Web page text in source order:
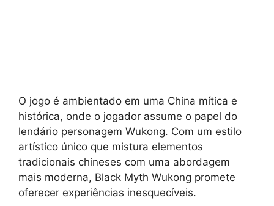
O jogo é ambientado em uma China mítica e
histórica, onde o jogador assume o papel do
lendário personagem Wukong. Com um estilo
artístico único que mistura elementos
tradicionais chineses com uma abordagem
mais moderna, Black Myth Wukong promete
oferecer experiências inesquecíveis.